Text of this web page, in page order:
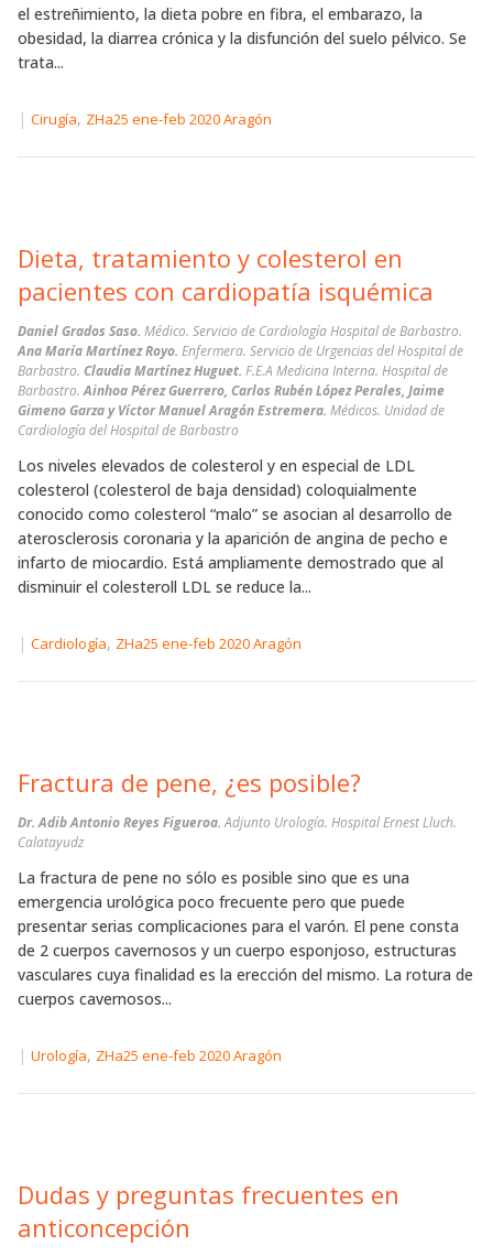
el estreñimiento, la dieta pobre en fibra, el embarazo, la
obesidad, la diarrea crónica y la disfunción del suelo pélvico. Se
trata...
| Cirugía, ZHa25 ene-feb 2020 Aragón
Dieta, tratamiento y colesterol en
pacientes con cardiopatía isquémica
Daniel Grados Saso. Médico. Servicio de Cardiología Hospital de Barbastro.
Ana María Martínez Royo. Enfermera. Servicio de Urgencias del Hospital de
Barbastro. Claudia Martínez Huguet. F.E.A Medicina Interna. Hospital de
Barbastro.Ainhoa Pérez Guerrero, Carlos Rubén López Perales, Jaime
Gimeno Garza y Víctor Manuel Aragón Estremera. Médicos. Unidad de
Cardiología del Hospital de Barbastro
Los niveles elevados de colesterol y en especial de LDL
colesterol (colesterol de baja densidad) coloquialmente
conocido como colesterol “malo” se asocian al desarrollo de
aterosclerosis coronaria y la aparición de angina de pecho e
infarto de miocardio. Está ampliamente demostrado que al
disminuir el colesteroll LDL se reduce la...
| Cardiología, ZHa25 ene-feb 2020 Aragón
Fractura de pene, ¿es posible?
Dr. Adib Antonio Reyes Figueroa.Adjunto Urología. Hospital Ernest Lluch.
Calatayudz
La fractura de pene no sólo es posible sino que es una
emergencia urológica poco frecuente pero que puede
presentar serias complicaciones para el varón. El pene consta
de 2 cuerpos cavernosos y un cuerpo esponjoso, estructuras
vasculares cuya finalidad es la erección del mismo. La rotura de
cuerpos cavernosos...
| Urología, ZHa25 ene-feb 2020 Aragón
Dudas y preguntas frecuentes en
anticoncepción